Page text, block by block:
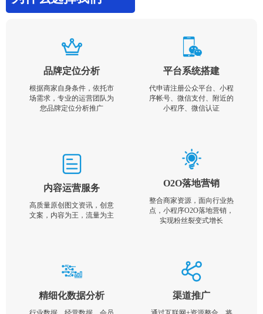
品牌定位分析
根据商家自身条件，依托市
场需求，专业的运营团队为
您品牌定位分析推广
平台系统搭建
代申请注册公众平台、小程
序帐号、微信支付、附近的
小程序、微信认证
内容运营服务
高质量原创图文资讯，创意
文案，内容为王，流量为主
O2O落地营销
整合商家资源，面向行业热
点，小程序O2O落地营销，
实现粉丝裂变式增长
精细化数据分析 渠道推广